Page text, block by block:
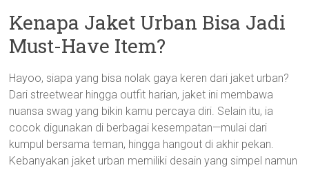
Kenapa Jaket Urban Bisa Jadi
Must-Have Item?
Hayoo, siapa yang bisa nolak gaya keren dari jaket urban?
Dari streetwear hingga outfit harian, jaket ini membawa
nuansa swag yang bikin kamu percaya diri. Selain itu, ia
cocok digunakan di berbagai kesempatan—mulai dari
kumpul bersama teman, hingga hangout di akhir pekan.
Kebanyakan jaket urban memiliki desain yang simpel namun